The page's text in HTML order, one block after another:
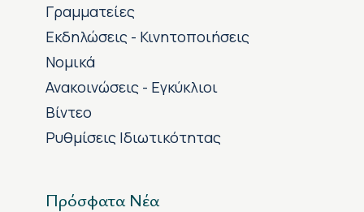
Γραμματείες
Εκδηλώσεις - Κινητοποιήσεις
Νομικά
Ανακοινώσεις - Εγκύκλιοι
Βίντεο
Ρυθμίσεις Ιδιωτικότητας
Πρόσφατα Νέα